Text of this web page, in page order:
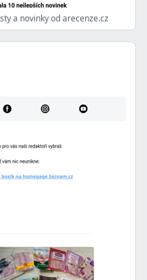
a novinky od arecenze.cz